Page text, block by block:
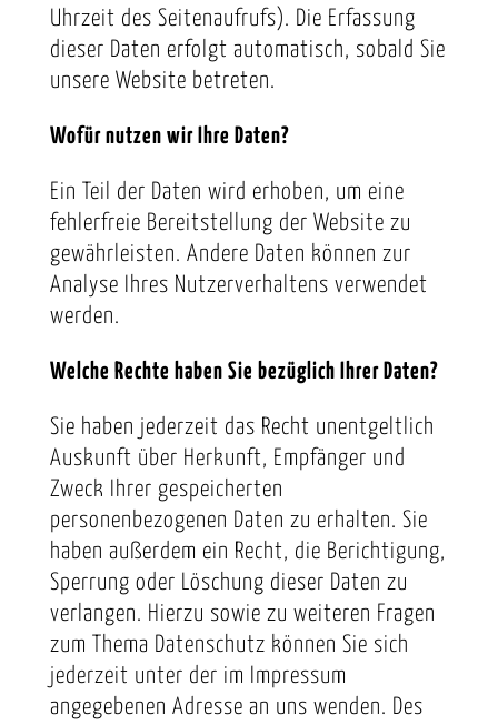
Uhrzeit des Seitenaufrufs). Die Erfassung
dieser Daten erfolgt automatisch, sobald Sie
unsere Website betreten.
Wofür nutzen wir Ihre Daten?
Ein Teil der Daten wird erhoben, um eine
fehlerfreie Bereitstellung der Website zu
gewährleisten. Andere Daten können zur
Analyse Ihres Nutzerverhaltens verwendet
werden.
Welche Rechte haben Sie bezüglich Ihrer Daten?
Sie haben jederzeit das Recht unentgeltlich
Auskunft über Herkunft, Empfänger und
Zweck Ihrer gespeicherten
personenbezogenen Daten zu erhalten. Sie
haben außerdem ein Recht, die Berichtigung,
Sperrung oder Löschung dieser Daten zu
verlangen. Hierzu sowie zu weiteren Fragen
zum Thema Datenschutz können Sie sich
jederzeit unter der im Impressum
angegebenen Adresse an uns wenden. Des